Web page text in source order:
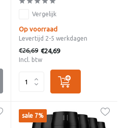
Vergelijk
Op voorraad
Levertijd 2-5 werkdagen
€26,69 €24,69
Incl. btw
sale 7%